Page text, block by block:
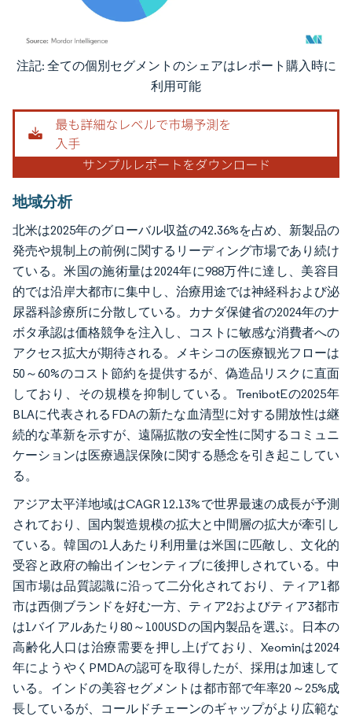
画像 © Mordor Intelligence。再利用にはCC BY 4.0の表示が必要です。
注記: 全ての個別セグメントのシェアはレポート購入時に
利用可能
地域分析
北米は2025年のグローバル収益の42.36%を占め、新製品の
発売や規制上の前例に関するリーディング市場であり続け
ている。米国の施術量は2024年に988万件に達し、美容目
的では沿岸大都市に集中し、治療用途では神経科および泌
尿器科診療所に分散している。カナダ保健省の2024年のナ
ボタ承認は価格競争を注入し、コストに敏感な消費者への
アクセス拡大が期待される。メキシコの医療観光フローは
50～60%のコスト節約を提供するが、偽造品リスクに直面
しており、その規模を抑制している。TrenibotEの2025年
BLAに代表されるFDAの新たな血清型に対する開放性は継
続的な革新を示すが、遠隔拡散の安全性に関するコミュニ
ケーションは医療過誤保険に関する懸念を引き起こしてい
る。
アジア太平洋地域はCAGR 12.13%で世界最速の成長が予測
されており、国内製造規模の拡大と中間層の拡大が牽引し
ている。韓国の1人あたり利用量は米国に匹敵し、文化的
受容と政府の輸出インセンティブに後押しされている。中
国市場は品質認識に沿って二分化されており、ティア1都
市は西側ブランドを好む一方、ティア2およびティア3都市
は1バイアルあたり80～100USDの国内製品を選ぶ。日本の
高齢化人口は治療需要を押し上げており、Xeominは2024
年にようやくPMDAの認可を取得したが、採用は加速して
いる。インドの美容セグメントは都市部で年率20～25%成
長しているが、コールドチェーンのギャップがより広範な